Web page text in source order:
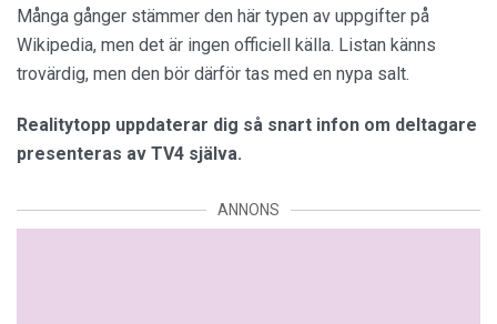
Många gånger stämmer den här typen av uppgifter på
Wikipedia, men det är ingen officiell källa. Listan känns
trovärdig, men den bör därför tas med en nypa salt.
Realitytopp uppdaterar dig så snart infon om deltagare
presenteras av TV4 själva.
ANNONS